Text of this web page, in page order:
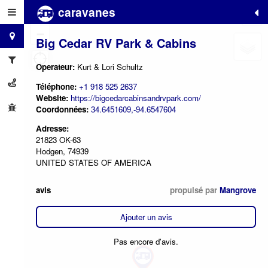
caravanes
Big Cedar RV Park & Cabins
Operateur: Kurt & Lori Schultz
Téléphone: +1 918 525 2637
Website: https://bigcedarcabinsandrvpark.com/
Coordonnées: 34.6451609,-94.6547604
Adresse:
21823 OK-63
Hodgen, 74939
UNITED STATES OF AMERICA
avis propulsé par Mangrove
Ajouter un avis
Pas encore d'avis.
+